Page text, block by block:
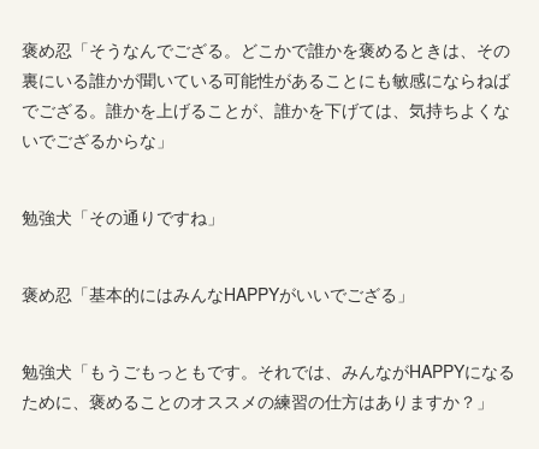
褒め忍「そうなんでござる。どこかで誰かを褒めるときは、その
裏にいる誰かが聞いている可能性があることにも敏感にならねば
でござる。誰かを上げることが、誰かを下げては、気持ちよくな
いでござるからな」
勉強犬「その通りですね」
褒め忍「基本的にはみんなHAPPYがいいでござる」
勉強犬「もうごもっともです。それでは、みんながHAPPYになる
ために、褒めることのオススメの練習の仕方はありますか？」